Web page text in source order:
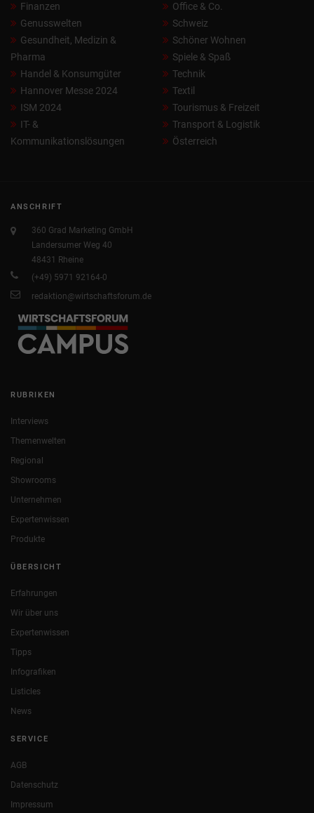
Finanzen
Genusswelten
Gesundheit, Medizin &
Pharma
Handel & Konsumgüter
Hannover Messe 2024
ISM 2024
IT- &
Kommunikationslösungen
Office & Co.
Schweiz
Schöner Wohnen
Spiele & Spaß
Technik
Textil
Tourismus & Freizeit
Transport & Logistik
Österreich
ANSCHRIFT
360 Grad Marketing GmbH
Landersumer Weg 40
48431 Rheine
(+49) 5971 92164-0
redaktion@wirtschaftsforum.de
RUBRIKEN
Interviews
Themenwelten
Regional
Showrooms
Unternehmen
Expertenwissen
Produkte
ÜBERSICHT
Erfahrungen
Wir über uns
Expertenwissen
Tipps
Infografiken
Listicles
News
SERVICE
AGB
Datenschutz
Impressum